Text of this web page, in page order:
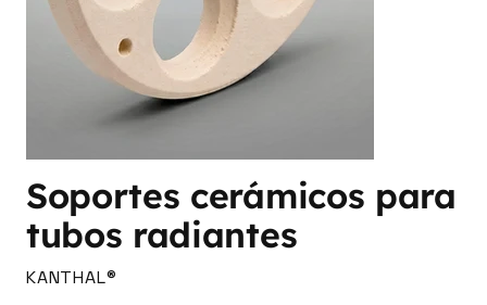
Soportes cerámicos para
tubos radiantes
KANTHAL®